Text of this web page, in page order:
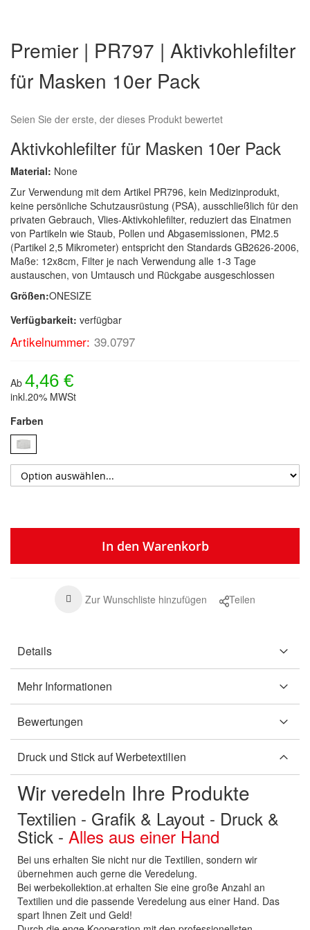
der
Bildergalerie
springen
Premier | PR797 | Aktivkohlefilter
für Masken 10er Pack
Seien Sie der erste, der dieses Produkt bewertet
Aktivkohlefilter für Masken 10er Pack
Material: None
Zur Verwendung mit dem Artikel PR796, kein Medizinprodukt,
keine persönliche Schutzausrüstung (PSA), ausschließlich für den
privaten Gebrauch, Vlies-Aktivkohlefilter, reduziert das Einatmen
von Partikeln wie Staub, Pollen und Abgasemissionen, PM2.5
(Partikel 2,5 Mikrometer) entspricht den Standards GB2626-2006,
Maße: 12x8cm, Filter je nach Verwendung alle 1-3 Tage
austauschen, von Umtausch und Rückgabe ausgeschlossen
Größen:ONESIZE
Verfügbarkeit: verfügbar
Artikelnummer: 39.0797
Ab 4,46 €
inkl.20% MWSt
Farben
In den Warenkorb
Zur Wunschliste hinzufügen Teilen
Details
Mehr Informationen
Bewertungen
Druck und Stick auf Werbetextilien
Wir veredeln Ihre Produkte
Textilien - Grafik & Layout - Druck &
Stick - Alles aus einer Hand
Bei uns erhalten Sie nicht nur die Textilien, sondern wir
übernehmen auch gerne die Veredelung.
Bei werbekollektion.at erhalten Sie eine große Anzahl an
Textilien und die passende Veredelung aus einer Hand. Das
spart Ihnen Zeit und Geld!